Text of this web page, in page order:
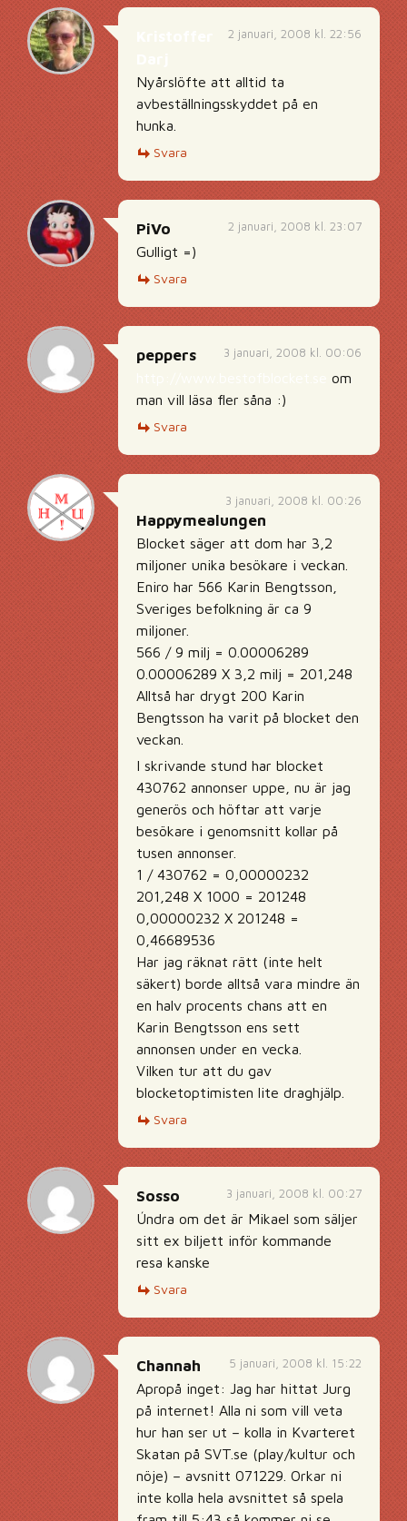
2 januari, 2008 kl. 22:56
Nyårslöfte att alltid ta
avbeställningsskyddet på en
hunka.
Svara
2 januari, 2008 kl. 23:07
PiVo
Gulligt =)
Svara
3 januari, 2008 kl. 00:06
peppers
om
man vill läsa fler såna :)
Svara
3 januari, 2008 kl. 00:26
Happymealungen
Blocket säger att dom har 3,2
miljoner unika besökare i veckan.
Eniro har 566 Karin Bengtsson,
Sveriges befolkning är ca 9
miljoner.
566 / 9 milj = 0.00006289
0.00006289 X 3,2 milj = 201,248
Alltså har drygt 200 Karin
Bengtsson ha varit på blocket den
veckan.
I skrivande stund har blocket
430762 annonser uppe, nu är jag
generös och höftar att varje
besökare i genomsnitt kollar på
tusen annonser.
1 / 430762 = 0,00000232
201,248 X 1000 = 201248
0,00000232 X 201248 =
0,46689536
Har jag räknat rätt (inte helt
säkert) borde alltså vara mindre än
en halv procents chans att en
Karin Bengtsson ens sett
annonsen under en vecka.
Vilken tur att du gav
blocketoptimisten lite draghjälp.
Svara
3 januari, 2008 kl. 00:27
Sosso
Úndra om det är Mikael som säljer
sitt ex biljett inför kommande
resa kanske
Svara
5 januari, 2008 kl. 15:22
Channah
Apropå inget: Jag har hittat Jurg
på internet! Alla ni som vill veta
hur han ser ut – kolla in Kvarteret
Skatan på SVT.se (play/kultur och
nöje) – avsnitt 071229. Orkar ni
inte kolla hela avsnittet så spela